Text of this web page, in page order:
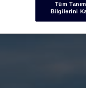
Tüm
Bilgilerini